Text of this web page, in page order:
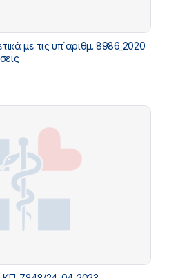
με τις υπ΄αριθμ. 8986_2020